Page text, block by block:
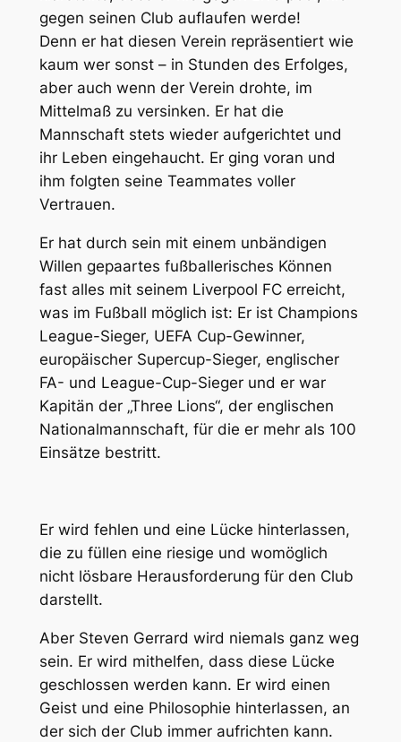
gegen seinen Club auflaufen werde!
Denn er hat diesen Verein repräsentiert wie
kaum wer sonst – in Stunden des Erfolges,
aber auch wenn der Verein drohte, im
Mittelmaß zu versinken. Er hat die
Mannschaft stets wieder aufgerichtet und
ihr Leben eingehaucht. Er ging voran und
ihm folgten seine Teammates voller
Vertrauen.
Er hat durch sein mit einem unbändigen
Willen gepaartes fußballerisches Können
fast alles mit seinem Liverpool FC erreicht,
was im Fußball möglich ist: Er ist Champions
League-Sieger, UEFA Cup-Gewinner,
europäischer Supercup-Sieger, englischer
FA- und League-Cup-Sieger und er war
Kapitän der „Three Lions“, der englischen
Nationalmannschaft, für die er mehr als 100
Einsätze bestritt.
Er wird fehlen und eine Lücke hinterlassen,
die zu füllen eine riesige und womöglich
nicht lösbare Herausforderung für den Club
darstellt.
Aber Steven Gerrard wird niemals ganz weg
sein. Er wird mithelfen, dass diese Lücke
geschlossen werden kann. Er wird einen
Geist und eine Philosophie hinterlassen, an
der sich der Club immer aufrichten kann.